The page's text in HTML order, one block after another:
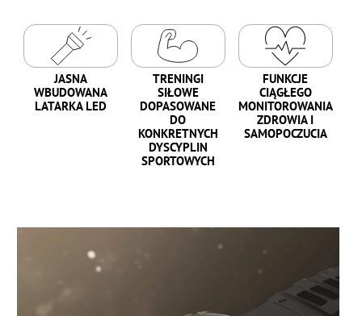
JASNA
WBUDOWANA
LATARKA LED
TRENINGI
SIŁOWE
DOPASOWANE
DO
KONKRETNYCH
DYSCYPLIN
SPORTOWYCH
FUNKCJE
CIĄGŁEGO
MONITOROWANIA
ZDROWIA I
SAMOPOCZUCIA